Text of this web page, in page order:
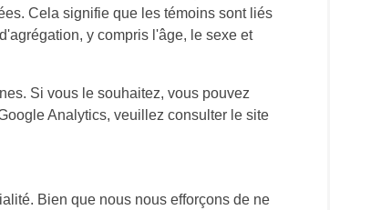
Cela signifie que les témoins sont liés
y compris l'âge, le sexe et
Si vous le souhaitez, vous pouvez
Analytics, veuillez consulter le site
Bien que nous nous efforçons de ne